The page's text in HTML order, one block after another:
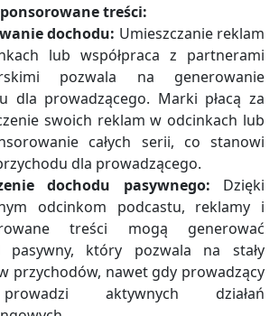
treści:
dochodu: Umieszczanie reklam
lub współpraca z partnerami
pozwala na generowanie
dla prowadzącego. Marki płacą za
swoich reklam w odcinkach lub
całych serii, co stanowi
dla prowadzącego.
dochodu pasywnego: Dzięki
odcinkom podcastu, reklamy i
treści mogą generować
pasywny, który pozwala na stały
przychodów, nawet gdy prowadzący
aktywnych działań